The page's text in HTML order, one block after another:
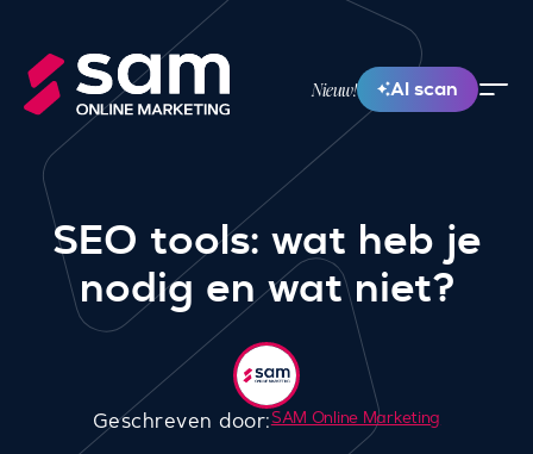
Nieuw! AI scan
SEO tools: wat heb je
nodig en wat niet?
SAM Online Marketing
Geschreven door: